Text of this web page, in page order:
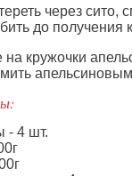
через
до
на кружочки
- 4 шт.